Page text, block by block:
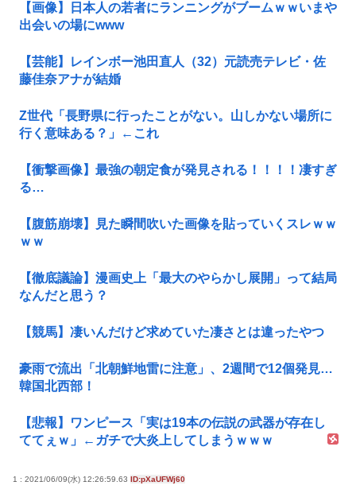
【画像】日本人の若者にランニングがブームｗｗいまや
出会いの場にwww
【芸能】レインボー池田直人（32）元読売テレビ・佐
藤佳奈アナが結婚
Z世代「長野県に行ったことがない。山しかない場所に
行く意味ある？」←これ
【衝撃画像】最強の朝定食が発見される！！！！凄すぎ
る…
【腹筋崩壊】見た瞬間吹いた画像を貼っていくスレｗｗ
ｗｗ
【徹底議論】漫画史上「最大のやらかし展開」って結局
なんだと思う？
【競馬】凄いんだけど求めていた凄さとは違ったやつ
豪雨で流出「北朝鮮地雷に注意」、2週間で12個発見…
韓国北西部！
【悲報】ワンピース「実は19本の伝説の武器が存在し
ててぇｗ」←ガチで大炎上してしまうｗｗｗ
1 : 2021/06/09(水) 12:26:59.63 ID:pXaUFWj60